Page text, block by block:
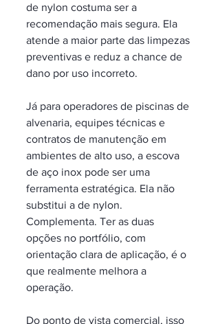
de nylon costuma ser a
recomendação mais segura. Ela
atende a maior parte das limpezas
preventivas e reduz a chance de
dano por uso incorreto.
Já para operadores de piscinas de
alvenaria, equipes técnicas e
contratos de manutenção em
ambientes de alto uso, a escova
de aço inox pode ser uma
ferramenta estratégica. Ela não
substitui a de nylon.
Complementa. Ter as duas
opções no portfólio, com
orientação clara de aplicação, é o
que realmente melhora a
operação.
Do ponto de vista comercial, isso